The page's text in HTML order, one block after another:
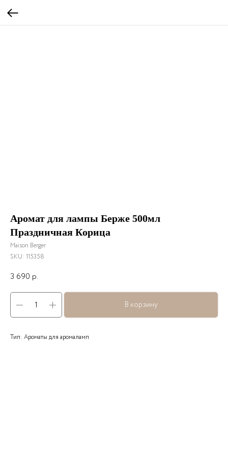
Аромат для лампы Берже 500мл
Праздничная Корица
Maison Berger
SKU: 115358
3 690 р.
В корзину
Тип: Ароматы для аромаламп